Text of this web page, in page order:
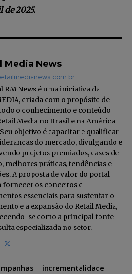
de 2025.
Media News
RM News é uma iniciativa da
criada com o propósito de
o conhecimento e conteúdo
Media no Brasil e na América
objetivo é capacitar e qualificar
do mercado, divulgando e
projetos premiados, cases de
melhores práticas, tendências e
A proposta de valor do portal
fornecer os conceitos e
essenciais para sustentar o
e a expansão do Retail Media,
se como a principal fonte
especializada no setor.
incrementalidade